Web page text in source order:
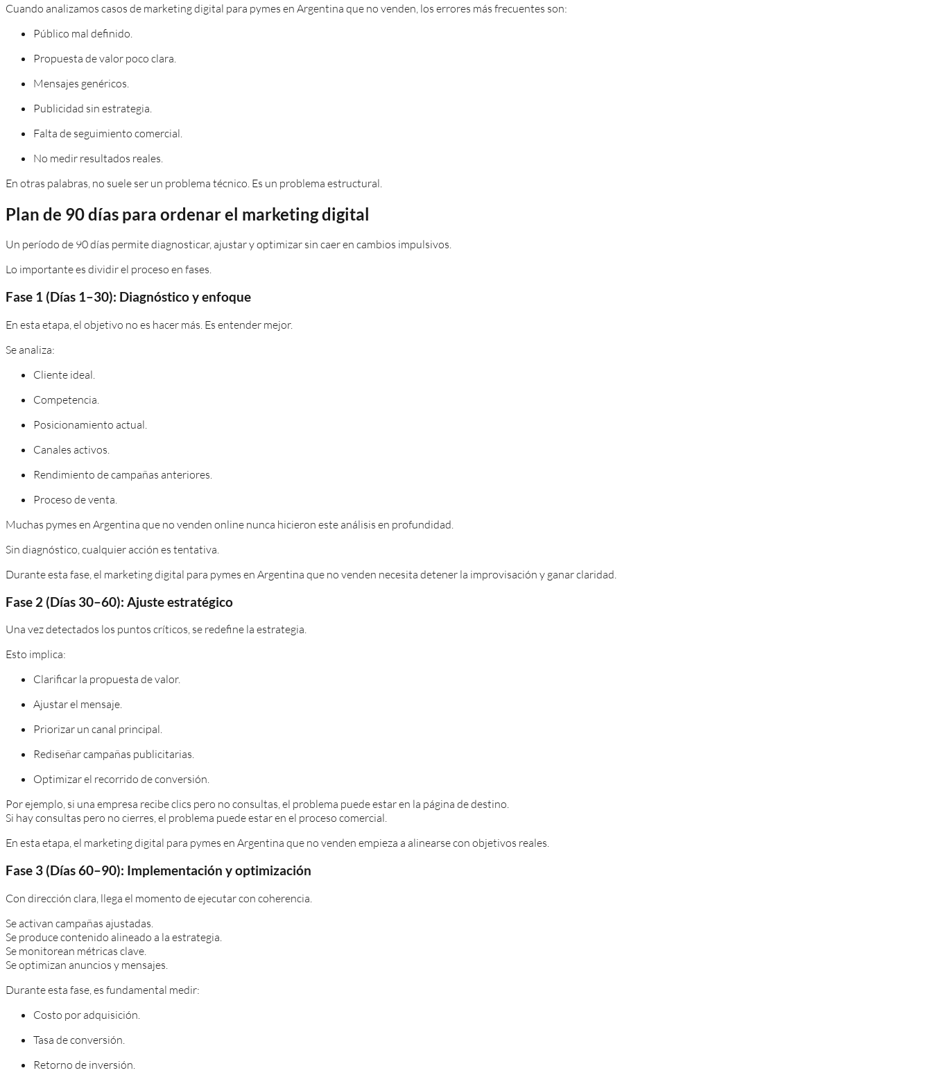
Cuando analizamos casos de marketing digital para pymes en Argentina que no venden, los errores más frecuentes son:
Público mal definido.
Propuesta de valor poco clara.
Mensajes genéricos.
Publicidad sin estrategia.
Falta de seguimiento comercial.
No medir resultados reales.
En otras palabras, no suele ser un problema técnico. Es un problema estructural.
Plan de 90 días para ordenar el marketing digital
Un período de 90 días permite diagnosticar, ajustar y optimizar sin caer en cambios impulsivos.
Lo importante es dividir el proceso en fases.
Fase 1 (Días 1–30): Diagnóstico y enfoque
En esta etapa, el objetivo no es hacer más. Es entender mejor.
Se analiza:
Cliente ideal.
Competencia.
Posicionamiento actual.
Canales activos.
Rendimiento de campañas anteriores.
Proceso de venta.
Muchas pymes en Argentina que no venden online nunca hicieron este análisis en profundidad.
Sin diagnóstico, cualquier acción es tentativa.
Durante esta fase, el marketing digital para pymes en Argentina que no venden necesita detener la improvisación y ganar claridad.
Fase 2 (Días 30–60): Ajuste estratégico
Una vez detectados los puntos críticos, se redefine la estrategia.
Esto implica:
Clarificar la propuesta de valor.
Ajustar el mensaje.
Priorizar un canal principal.
Rediseñar campañas publicitarias.
Optimizar el recorrido de conversión.
Por ejemplo, si una empresa recibe clics pero no consultas, el problema puede estar en la página de destino.
Si hay consultas pero no cierres, el problema puede estar en el proceso comercial.
En esta etapa, el marketing digital para pymes en Argentina que no venden empieza a alinearse con objetivos reales.
Fase 3 (Días 60–90): Implementación y optimización
Con dirección clara, llega el momento de ejecutar con coherencia.
Se activan campañas ajustadas.
Se produce contenido alineado a la estrategia.
Se monitorean métricas clave.
Se optimizan anuncios y mensajes.
Durante esta fase, es fundamental medir:
Costo por adquisición.
Tasa de conversión.
Retorno de inversión.